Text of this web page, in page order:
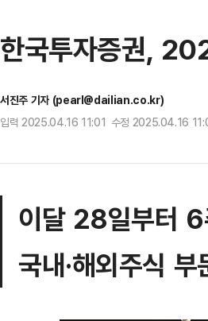
한국투자증권,
서진주 기자 (pearl@dailian.co.kr)
입력 2025.04.16 11:01 수정 2025.04.16
이달 28일부터
국내·해외주식